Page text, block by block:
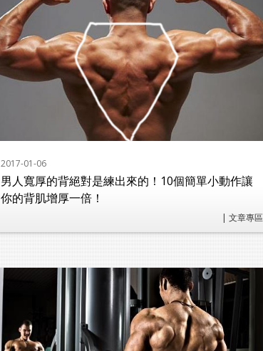
2017-01-06
男人寬厚的背絕對是練出來的！10個簡單小動作讓
你的背肌增厚一倍！
| 文章專區